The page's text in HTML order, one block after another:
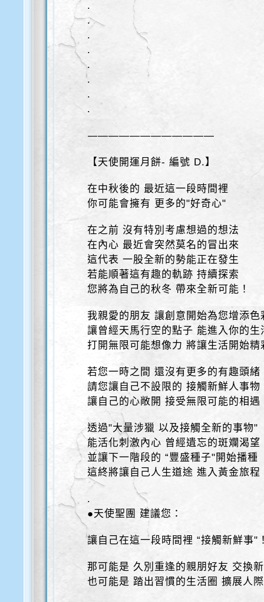
.
.
.
.
.
.
.
.
————————————
【天使開運月餅- 編號 D.】
在中秋後的 最近這一段時間裡
你可能會擁有 更多的"好奇心"
在之前 沒有特別考慮想過的想法
在內心 最近會突然莫名的冒出來
這代表 一股全新的勢能正在發生
若能順著這有趣的軌跡 持續探索
您將為自己的秋冬 帶來全新可能！
我親愛的朋友 讓創意開始為您增添色
讓曾經天馬行空的點子 能進入你的生
打開無限可能想像力 將讓生活開始精
若您一時之間 還沒有更多的有趣頭緒
請您讓自己不設限的 接觸新鮮人事物
讓自己的心敞開 接受無限可能的相遇
透過"大量涉獵 以及接觸全新的事物"
能活化刺激內心 曾經遺忘的斑斕渴望
並讓下一階段的 “豐盛種子"開始播種
這終將讓自己人生道途 進入黃金旅程
.
●天使聖團 建議您：
讓自己在這一段時間裡 “接觸新鮮事"
那可能是 久別重逢的親朋好友 交換
也可能是 踏出習慣的生活圈 擴展人